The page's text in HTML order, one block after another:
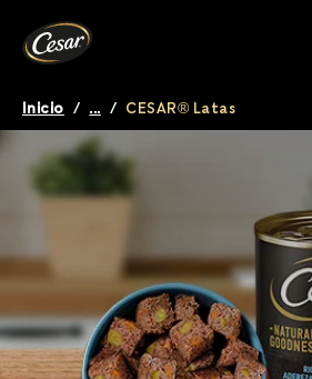
Breadcrumb
Inicio / ... / CESAR® Latas